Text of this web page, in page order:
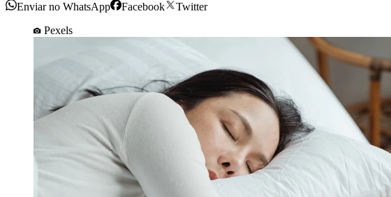
Enviar no WhatsApp Facebook
Twitter
Pexels